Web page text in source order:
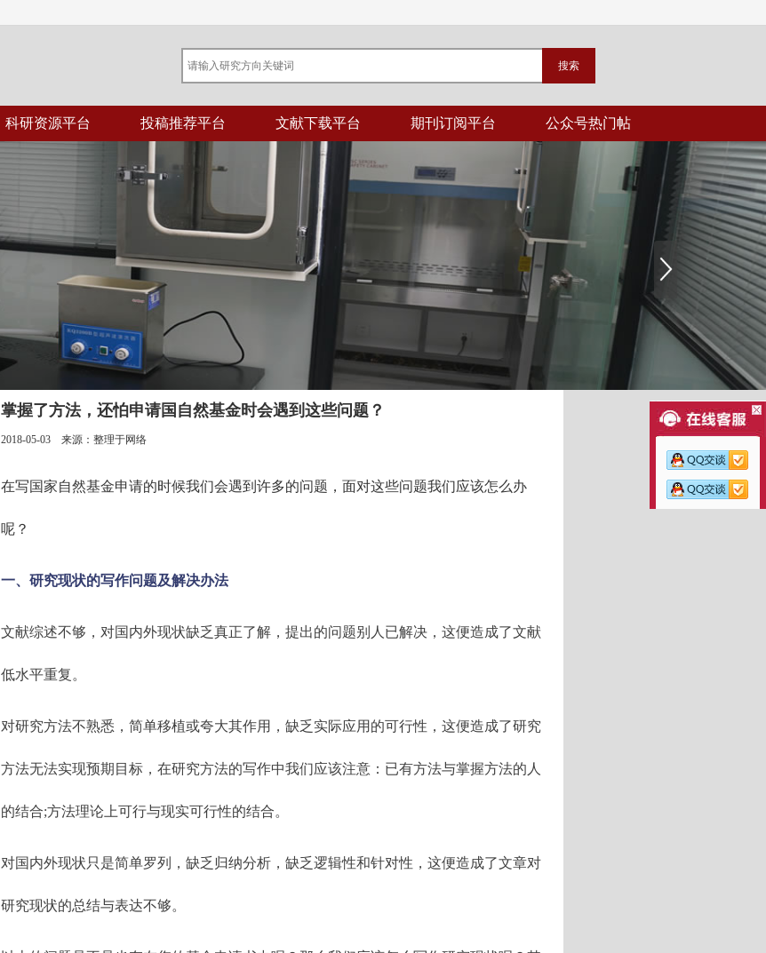
科研资源平台 投稿推荐平台 文献下载平台 期刊订阅平台 公众号热门帖
掌握了方法，还怕申请国自然基金时会遇到这些问题？
2018-05-03 来源：整理于网络
在写国家自然基金申请的时候我们会遇到许多的问题，面对这些问题我们应该怎么办
呢？
一、研究现状的写作问题及解决办法
文献综述不够，对国内外现状缺乏真正了解，提出的问题别人已解决，这便造成了文献
低水平重复。
对研究方法不熟悉，简单移植或夸大其作用，缺乏实际应用的可行性，这便造成了研究
方法无法实现预期目标，在研究方法的写作中我们应该注意：已有方法与掌握方法的人
的结合;方法理论上可行与现实可行性的结合。
对国内外现状只是简单罗列，缺乏归纳分析，缺乏逻辑性和针对性，这便造成了文章对
研究现状的总结与表达不够。